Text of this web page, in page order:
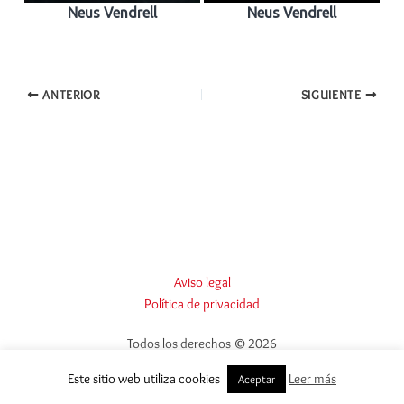
Neus Vendrell Neus Vendrell
ANTERIOR SIGUIENTE
Aviso legal
Política de privacidad
Todos los derechos © 2026
Este sitio web utiliza cookies Aceptar Leer más